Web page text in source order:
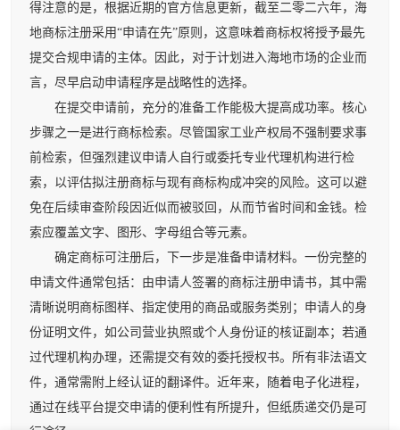
得注意的是，根据近期的官方信息更新，截至二零二六年，海
地商标注册采用“申请在先”原则，这意味着商标权将授予最先
提交合规申请的主体。因此，对于计划进入海地市场的企业而
言，尽早启动申请程序是战略性的选择。
在提交申请前，充分的准备工作能极大提高成功率。核心
步骤之一是进行商标检索。尽管国家工业产权局不强制要求事
前检索，但强烈建议申请人自行或委托专业代理机构进行检
索，以评估拟注册商标与现有商标构成冲突的风险。这可以避
免在后续审查阶段因近似而被驳回，从而节省时间和金钱。检
索应覆盖文字、图形、字母组合等元素。
确定商标可注册后，下一步是准备申请材料。一份完整的
申请文件通常包括：由申请人签署的商标注册申请书，其中需
清晰说明商标图样、指定使用的商品或服务类别；申请人的身
份证明文件，如公司营业执照或个人身份证的核证副本；若通
过代理机构办理，还需提交有效的委托授权书。所有非法语文
件，通常需附上经认证的翻译件。近年来，随着电子化进程，
通过在线平台提交申请的便利性有所提升，但纸质递交仍是可